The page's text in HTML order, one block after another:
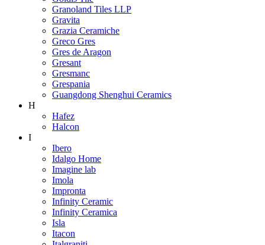
Granoland Tiles LLP
Gravita
Grazia Ceramiche
Greco Gres
Gres de Aragon
Gresant
Gresmanc
Grespania
Guangdong Shenghui Ceramics
H
Hafez
Halcon
I
Ibero
Idalgo Home
Imagine lab
Imola
Impronta
Infinity Ceramic
Infinity Ceramica
Isla
Itacon